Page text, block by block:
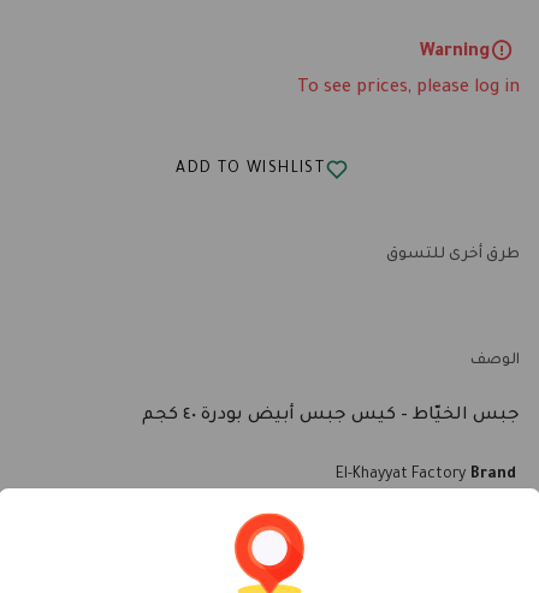
Warning
To see prices, please log in
ADD TO WISHLIST
طرق أخرى للتسوق
الوصف
جبس الخيّاط – كيس جبس أبيض بودرة ٤٠ كجم
Brand
El-Khayyat Factory